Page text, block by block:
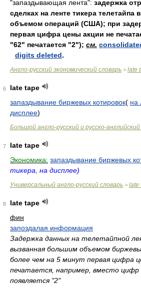
"запаздывающая лента": задержка
сделках на ленте тикера
объемом операций (США); при
первая цифра цены акции не
"62" печатается "2"); см.
digits deleted.
Англо-русский экономический словарь > late
6
late tape
запаздывание биржевых котировок( на
дисплее)
Большой англо-русский и русско-английский
7
late tape
Экономика: запаздывание биржевых
тикера, на дисплее)
Универсальный англо-русский словарь > late
8
late tape
фин
запоздалая информация
Задержка данных на телетайпной
вызванная большим объемом
более чем на 5 минут первая цифра
печатается, например, вместо цифр
появляется "2"